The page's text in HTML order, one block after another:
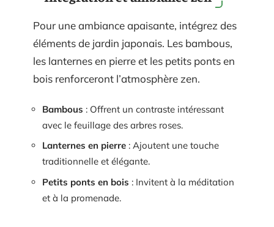
Pour une ambiance apaisante, intégrez des
éléments de jardin japonais. Les bambous,
les lanternes en pierre et les petits ponts en
bois renforceront l’atmosphère zen.
Bambous : Offrent un contraste intéressant
avec le feuillage des arbres roses.
Lanternes en pierre : Ajoutent une touche
traditionnelle et élégante.
Petits ponts en bois : Invitent à la méditation
et à la promenade.